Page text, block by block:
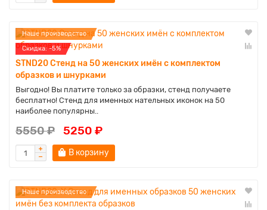
Наше производство
Cкидка: -5%
STND20 Стенд на 50 женских имён с комплектом
образков и шнурками
Выгодно! Вы платите только за образки, стенд получаете
бесплатно! Стенд для именных нательных иконок на 50
наиболее популярны..
5550 ₽ 5250 ₽
В корзину
Наше производство